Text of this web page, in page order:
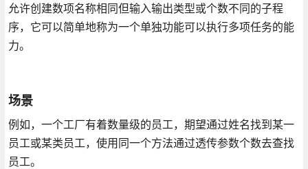
允许创建数项名称相同但输入输出类型或个数不同的子程
序，它可以简单地称为一个单独功能可以执行多项任务的能
力。
场景
例如，一个工厂有着数量级的员工，期望通过姓名找到某一
员工或某类员工，使用同一个方法通过透传参数个数去查找
员工。